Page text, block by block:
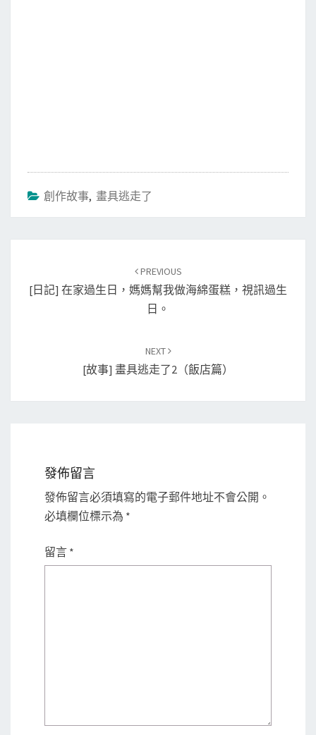
創作故事, 畫具逃走了
navigation
PREVIOUS
[日記] 在家過生日，媽媽幫我做海綿蛋糕，視訊過生
日。
NEXT
[故事] 畫具逃走了2（飯店篇）
發佈留言
發佈留言必須填寫的電子郵件地址不會公開。
必填欄位標示為 *
留言 *